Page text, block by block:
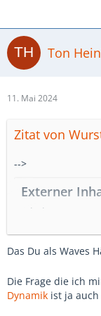
Ton
11. Mai 2024
Zitat von
-->
Externer
Inhalte von
Zustimmung
einverstanden,
übermittelt werden.
Das Du als Waves
Die Frage die ich
Dynamik ist ja